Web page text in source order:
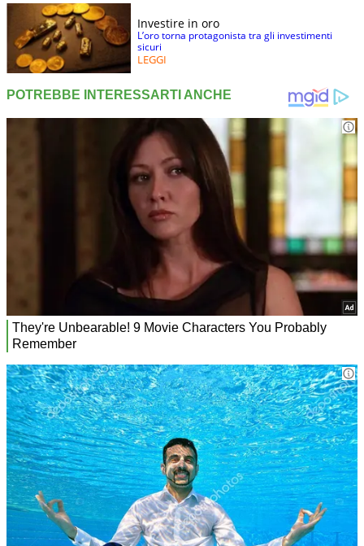
Investire in oro
L’oro torna protagonista tra gli investimenti
sicuri
LEGGI